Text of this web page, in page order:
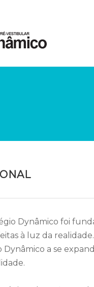
Dynâmico foi
à luz da
Dynâmico a se